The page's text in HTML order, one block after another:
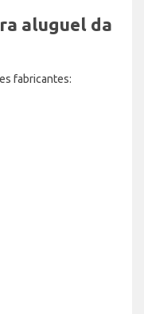
aluguel da
fabricantes: